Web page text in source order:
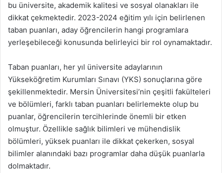
bu üniversite, akademik kalitesi ve sosyal olanakları ile
dikkat çekmektedir. 2023-2024 eğitim yılı için belirlenen
taban puanları, aday öğrencilerin hangi programlara
yerleşebileceği konusunda belirleyici bir rol oynamaktadır.
Taban puanları, her yıl üniversite adaylarının
Yükseköğretim Kurumları Sınavı (YKS) sonuçlarına göre
şekillenmektedir. Mersin Üniversitesi’nin çeşitli fakülteleri
ve bölümleri, farklı taban puanları belirlemekte olup bu
puanlar, öğrencilerin tercihlerinde önemli bir etken
olmuştur. Özellikle sağlık bilimleri ve mühendislik
bölümleri, yüksek puanları ile dikkat çekerken, sosyal
bilimler alanındaki bazı programlar daha düşük puanlarla
dolmaktadır.